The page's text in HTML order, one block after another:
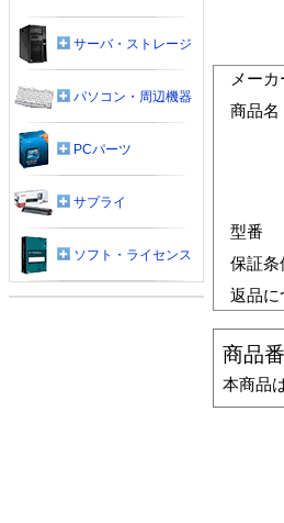
メーカ
商品名
型番
保証条
返品に
商品
本商品
サーバ・ストレージ
パソコン・周辺機器
PCパーツ
サプライ
ソフト・ライセンス